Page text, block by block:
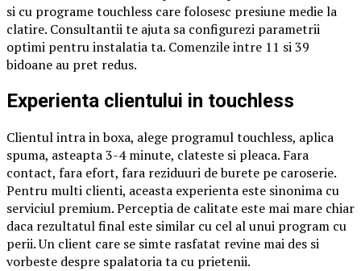
si cu programe touchless care folosesc presiune medie la
clatire. Consultantii te ajuta sa configurezi parametrii
optimi pentru instalatia ta. Comenzile intre 11 si 39
bidoane au pret redus.
Experienta clientului in touchless
Clientul intra in boxa, alege programul touchless, aplica
spuma, asteapta 3-4 minute, clateste si pleaca. Fara
contact, fara efort, fara reziduuri de burete pe caroserie.
Pentru multi clienti, aceasta experienta este sinonima cu
serviciul premium. Perceptia de calitate este mai mare chiar
daca rezultatul final este similar cu cel al unui program cu
perii. Un client care se simte rasfatat revine mai des si
vorbeste despre spalatoria ta cu prietenii.